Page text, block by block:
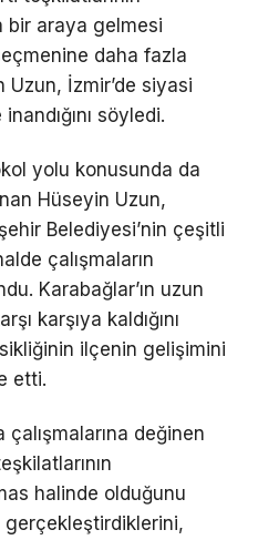
bir araya gelmesi
daha fazla
Uzun, İzmir’de siyasi
söyledi.
yolu konusunda da
Hüseyin Uzun,
Belediyesi’nin çeşitli
çalışmaların
Karabağlar’ın uzun
karşıya kaldığını
ilçenin gelişimini
etti.
değinen
halinde olduğunu